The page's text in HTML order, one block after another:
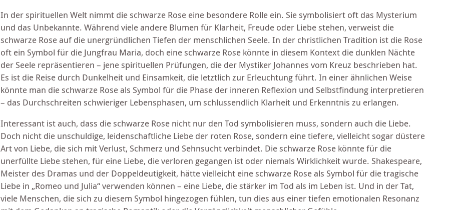
In der spirituellen Welt nimmt die schwarze Rose eine besondere Rolle ein. Sie symbolisiert oft das Mysterium
und das Unbekannte. Während viele andere Blumen für Klarheit, Freude oder Liebe stehen, verweist die
schwarze Rose auf die unergründlichen Tiefen der menschlichen Seele. In der christlichen Tradition ist die Rose
oft ein Symbol für die Jungfrau Maria, doch eine schwarze Rose könnte in diesem Kontext die dunklen Nächte
der Seele repräsentieren – jene spirituellen Prüfungen, die der Mystiker Johannes vom Kreuz beschrieben hat.
Es ist die Reise durch Dunkelheit und Einsamkeit, die letztlich zur Erleuchtung führt. In einer ähnlichen Weise
könnte man die schwarze Rose als Symbol für die Phase der inneren Reflexion und Selbstfindung interpretieren
– das Durchschreiten schwieriger Lebensphasen, um schlussendlich Klarheit und Erkenntnis zu erlangen.
Interessant ist auch, dass die schwarze Rose nicht nur den Tod symbolisieren muss, sondern auch die Liebe.
Doch nicht die unschuldige, leidenschaftliche Liebe der roten Rose, sondern eine tiefere, vielleicht sogar düstere
Art von Liebe, die sich mit Verlust, Schmerz und Sehnsucht verbindet. Die schwarze Rose könnte für die
unerfüllte Liebe stehen, für eine Liebe, die verloren gegangen ist oder niemals Wirklichkeit wurde. Shakespeare,
Meister des Dramas und der Doppeldeutigkeit, hätte vielleicht eine schwarze Rose als Symbol für die tragische
Liebe in „Romeo und Julia“ verwenden können – eine Liebe, die stärker im Tod als im Leben ist. Und in der Tat,
viele Menschen, die sich zu diesem Symbol hingezogen fühlen, tun dies aus einer tiefen emotionalen Resonanz